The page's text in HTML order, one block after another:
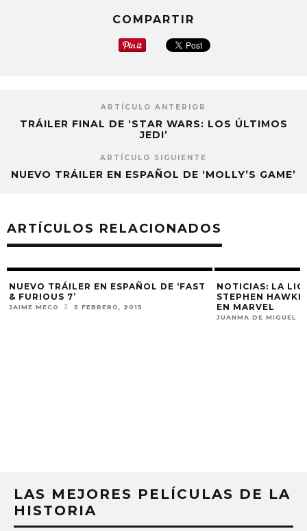
COMPARTIR
ARTÍCULO ANTERIOR
TRÁILER FINAL DE ‘STAR WARS: LOS ÚLTIMOS
JEDI’
ARTÍCULO SIGUIENTE
NUEVO TRÁILER EN ESPAÑOL DE ‘MOLLY’S GAME’
ARTÍCULOS RELACIONADOS
NUEVO TRÁILER EN ESPAÑOL DE ‘FAST
& FURIOUS 7’
JAIME MECO 5 FEBRERO, 2015
NOTICIAS: LA
STEPHEN
EN MARVEL
JUANMA DE MIGUEL
LAS MEJORES PELÍCULAS DE LA
HISTORIA